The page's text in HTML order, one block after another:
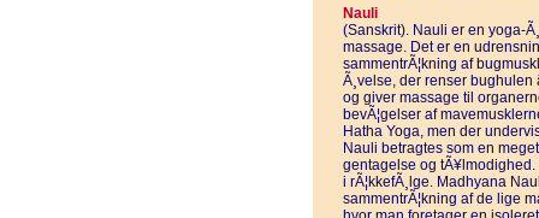
Nauli
(Sanskrit). Nauli er en yoga-
massage. Det er en
sammentrÃ¦kning af
Ã¸velse, der renser bughulen
og giver massage til
bevÃ¦gelser af
Hatha Yoga, men der
Nauli betragtes som en
gentagelse og tÃ¥lmodighed.
i rÃ¦kkefÃ¸lge. Madhyana
sammentrÃ¦kning af de lige